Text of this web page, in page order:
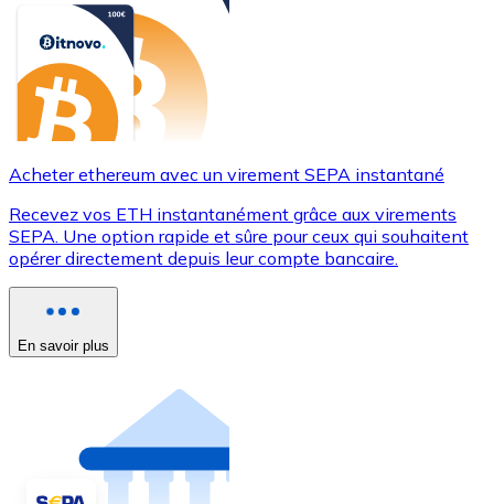
Acheter ethereum avec un virement SEPA instantané
Recevez vos ETH instantanément grâce aux virements
SEPA. Une option rapide et sûre pour ceux qui souhaitent
opérer directement depuis leur compte bancaire.
En savoir plus